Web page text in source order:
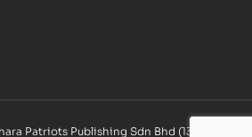
Patriots Publishing Sdn Bhd (1340085-